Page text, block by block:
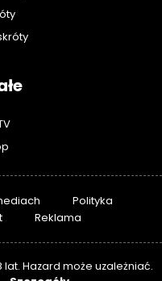
Polityka
Reklama
lat. Hazard może uzależniać.